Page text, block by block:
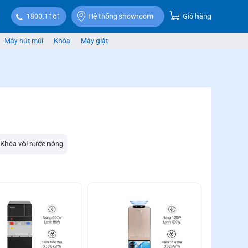
1800.1161 Hệ thống showroom Giỏ hàng
Máy hút mùi Khóa Máy giặt
Khóa vòi nước nóng